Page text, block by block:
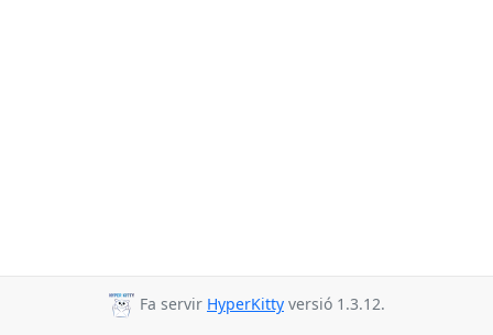
Fa servir HyperKitty versió 1.3.12.